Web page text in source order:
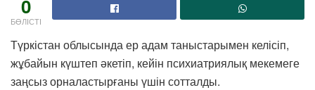
0
БӨЛІСТІ
Түркістан облысында ер адам таныстарымен келісіп,
жұбайын күштеп әкетіп, кейін психиатриялық мекемеге
заңсыз орналастырғаны үшін сотталды.